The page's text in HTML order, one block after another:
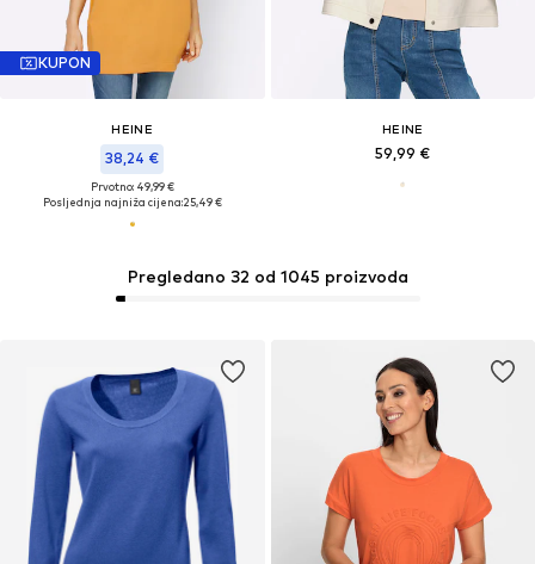
Pregledano 32 od 1045 proizvoda
KUPON
HEINE
38,24 €
Prvotno: 49,99 €
Posljednja najniža cijena:25,49 €
HEINE
59,99 €